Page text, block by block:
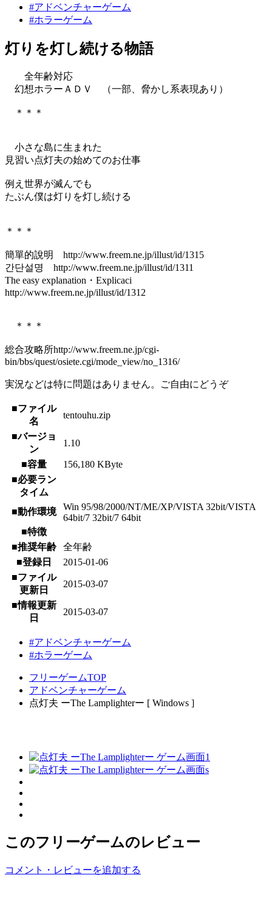
#アドベンチャーゲーム
#ホラーゲーム
灯りを灯し続ける物語
全年齢対応
幻想ホラーＡＤＶ （一部、脅かし系表現あり）
＊＊＊
小さな島に生まれた
見習い点灯夫の始めてのお仕事
例え世界が滅んでも
たぶん僕は灯りを灯し続ける
＊＊＊
簡單的說明 http://www.freem.ne.jp/illust/id/1315
간단설명 http://www.freem.ne.jp/illust/id/1311
The easy explanation・Explicaci
http://www.freem.ne.jp/illust/id/1312
＊＊＊
総合攻略所http://www.freem.ne.jp/cgi-
bin/bbs/quest/osiete.cgi/mode_view/no_1316/
実況などは特に問題はありません。ご自由にどうぞ
■ファイル
名
tentouhu.zip
■バージョ
ン
1.10
■容量
156,180 KByte
■必要ラン
タイム
■動作環境
Win 95/98/2000/NT/ME/XP/VISTA 32bit/VISTA
64bit/7 32bit/7 64bit
■特徴
■推奨年齢
全年齢
■登録日
2015-01-06
■ファイル
更新日
2015-03-07
■情報更新
日
2015-03-07
#アドベンチャーゲーム
#ホラーゲーム
フリーゲームTOP
アドベンチャーゲーム
点灯夫 ーThe Lamplighterー [ Windows ]
このフリーゲームのレビュー
コメント・レビューを追加する